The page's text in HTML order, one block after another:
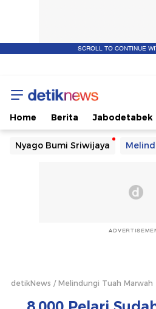
SCROLL TO CONTINUE
Home Berita Jabodetabek
Nyago Bumi Sriwijaya
detikNews Melindungi Tuah Marwah